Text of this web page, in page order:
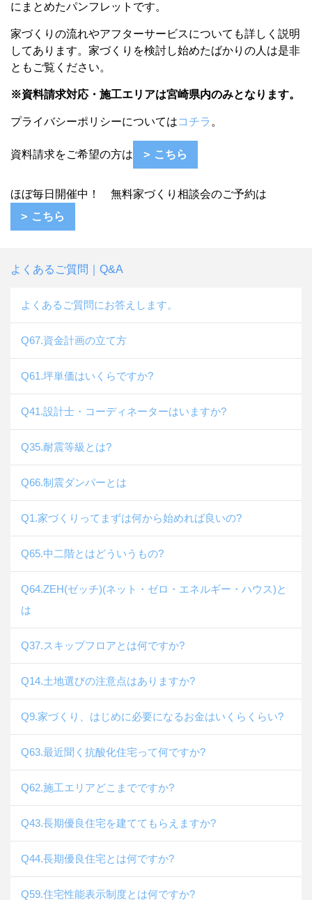
にまとめたパンフレットです。
家づくりの流れやアフターサービスについても詳しく説明
してあります。 家づくりを検討し始めたばかりの人は是非
ともご覧ください。
※資料請求対応・施工エリアは宮崎県内のみとなります。
プライバシーポリシーについてはコチラ 。
資料請求をご希望の方は こちら
ほぼ毎日開催中！ 無料家づくり相談会のご予約は
こちら
よくあるご質問｜Q&A
よくあるご質問にお答えします。
Q67.資金計画の立て方
Q61.坪単価はいくらですか?
Q41.設計士・コーディネーターはいますか?
Q35.耐震等級とは?
Q66.制震ダンパーとは
Q1.家づくりってまずは何から始めれば良いの?
Q65.中二階とはどういうもの?
Q64.ZEH(ゼッチ)(ネット・ゼロ・エネルギー・ハウス)と
は
Q37.スキップフロアとは何ですか?
Q14.土地選びの注意点はありますか?
Q9.家づくり、はじめに必要になるお金はいくらくらい?
Q63.最近聞く抗酸化住宅って何ですか?
Q62.施工エリアどこまでですか?
Q43.長期優良住宅を建ててもらえますか?
Q44.長期優良住宅とは何ですか?
Q59.住宅性能表示制度とは何ですか?